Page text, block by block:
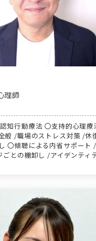
理師
知行動療法 〇支持的心理療
般 /職場のストレス対策 /休
〇傾聴による内省サポート
との棚卸し /アイデンティ